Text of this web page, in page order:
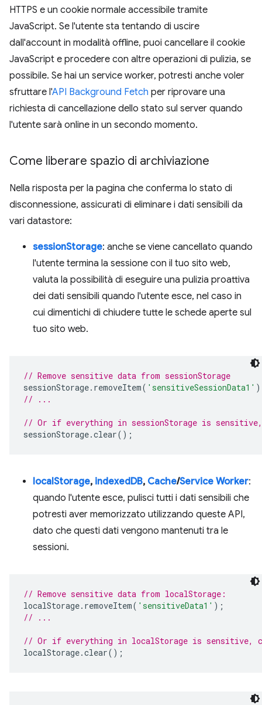
HTTPS e un cookie normale accessibile tramite
JavaScript. Se l'utente sta tentando di uscire
dall'account in modalità offline, puoi cancellare il cookie
JavaScript e procedere con altre operazioni di pulizia, se
possibile. Se hai un service worker, potresti anche voler
sfruttare l'API Background Fetch per riprovare una
richiesta di cancellazione dello stato sul server quando
l'utente sarà online in un secondo momento.
Come liberare spazio di archiviazione
Nella risposta per la pagina che conferma lo stato di
disconnessione, assicurati di eliminare i dati sensibili da
vari datastore:
sessionStorage: anche se viene cancellato quando
l'utente termina la sessione con il tuo sito web,
valuta la possibilità di eseguire una pulizia proattiva
dei dati sensibili quando l'utente esce, nel caso in
cui dimentichi di chiudere tutte le schede aperte sul
tuo sito web.
// Remove sensitive data from sessionStorage
sessionStorage. removeItem( 'sensitiveSessionData1'
// ...
// Or if everything in sessionStorage is
sessionStorage.clear();
localStorage, indexedDB, Cache/Service Worker:
quando l'utente esce, pulisci tutti i dati sensibili che
potresti aver memorizzato utilizzando queste API,
dato che questi dati vengono mantenuti tra le
sessioni.
// Remove sensitive data from localStorage:
localStorage. removeItem( 'sensitiveData1' );
// ...
// Or if everything in localStorage is
localStorage.clear();